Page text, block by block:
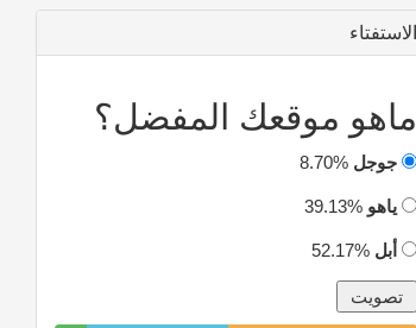
الاستفتاء
ماهو موقعك المفضل؟
جوجل 8.70%
ياهو 39.13%
أبل 52.17%